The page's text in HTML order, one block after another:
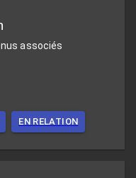
associés
EN RELATION